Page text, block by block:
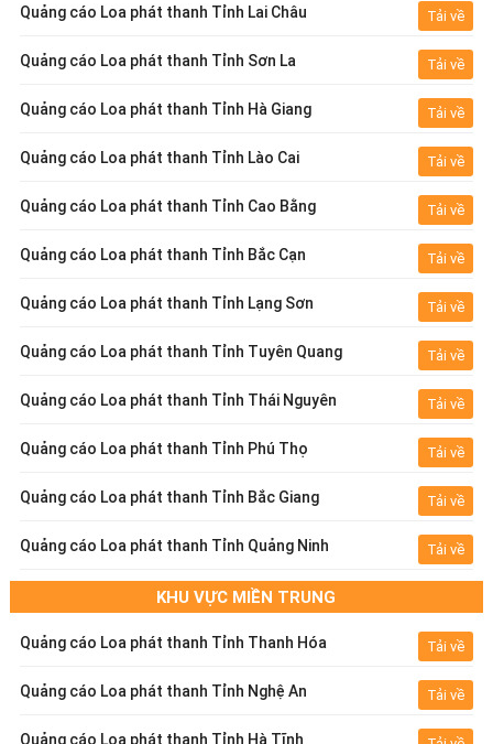
Quảng cáo Loa phát thanh Tỉnh Lai Châu Tải về
Quảng cáo Loa phát thanh Tỉnh Sơn La Tải về
Quảng cáo Loa phát thanh Tỉnh Hà Giang Tải về
Quảng cáo Loa phát thanh Tỉnh Lào Cai Tải về
Quảng cáo Loa phát thanh Tỉnh Cao Bằng Tải về
Quảng cáo Loa phát thanh Tỉnh Bắc Cạn Tải về
Quảng cáo Loa phát thanh Tỉnh Lạng Sơn Tải về
Quảng cáo Loa phát thanh Tỉnh Tuyên Quang Tải về
Quảng cáo Loa phát thanh Tỉnh Thái Nguyên Tải về
Quảng cáo Loa phát thanh Tỉnh Phú Thọ Tải về
Quảng cáo Loa phát thanh Tỉnh Bắc Giang Tải về
Quảng cáo Loa phát thanh Tỉnh Quảng Ninh Tải về
KHU VỰC MIỀN TRUNG
Quảng cáo Loa phát thanh Tỉnh Thanh Hóa Tải về
Quảng cáo Loa phát thanh Tỉnh Nghệ An Tải về
Quảng cáo Loa phát thanh Tỉnh Hà Tĩnh